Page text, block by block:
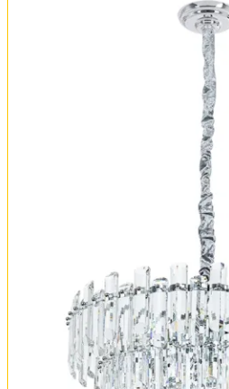
Комплект лампочек
Отзывы